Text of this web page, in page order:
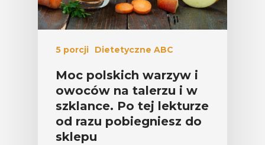
5 porcji Dietetyczne ABC
Moc polskich warzyw i
owoców na talerzu i w
szklance. Po tej lekturze
od razu pobiegniesz do
sklepu